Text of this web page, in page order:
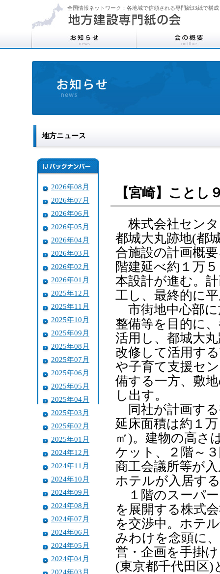
全国情報ネットワーク：各地域で信頼される専門紙33紙で構成
地方ニュース
2026年08月
2026年07月
2026年06月
2026年05月
2026年04月
2026年03月
2026年02月
2026年01月
2025年12月
2025年11月
2025年10月
2025年09月
2025年08月
2025年07月
2025年06月
2025年05月
2025年04月
2025年03月
2025年02月
2025年01月
2024年12月
2024年11月
2024年10月
2024年09月
2024年08月
2024年07月
2024年06月
2024年05月
2024年04月
2024年03月
【宮崎】こと
株式会社センタ
都城大丸跡地(都
合施設の計画概
階建延べ約１万
本設計が進む。
工し、最終的に
市街地中心部に
整備等を目的に
活用し、都城大
改修して活用す
や子育て支援セ
備する一方、敷
し出す。
同社が計画する
延床面積は約１
㎡)。建物の高さ
ケット、２階～
商工会議所等が
ホテルが入居す
１階のスーパー
を展開する株式
を交渉中。ホテ
みわけを念頭に
営・企画を手掛
(東京都千代田区)